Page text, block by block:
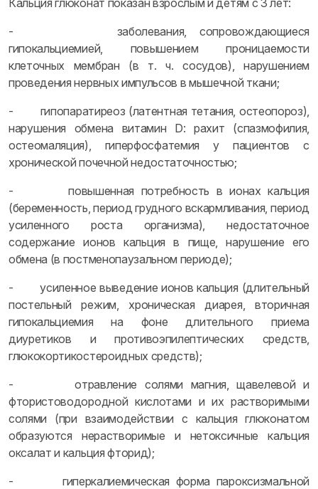
Кальция глюконат показан взрослым и детям с 3 лет:
- заболевания, сопровождающиеся
гипокальциемией, повышением проницаемости
клеточных мембран (в т. ч. сосудов), нарушением
проведения нервных импульсов в мышечной ткани;
- гипопаратиреоз (латентная тетания, остеопороз),
нарушения обмена витамин D: рахит (спазмофилия,
остеомаляция), гиперфосфатемия у пациентов с
хронической почечной недостаточностью;
- повышенная потребность в ионах кальция
(беременность, период грудного вскармливания, период
усиленного роста организма), недостаточное
содержание ионов кальция в пище, нарушение его
обмена (в постменопаузальном периоде);
- усиленное выведение ионов кальция (длительный
постельный режим, хроническая диарея, вторичная
гипокальциемия на фоне длительного приема
диуретиков и противоэпилептических средств,
глюкокортикостероидных средств);
- отравление солями магния, щавелевой и
фтористоводородной кислотами и их растворимыми
солями (при взаимодействии с кальция глюконатом
образуются нерастворимые и нетоксичные кальция
оксалат и кальция фторид);
- гиперкалиемическая форма пароксизмальной